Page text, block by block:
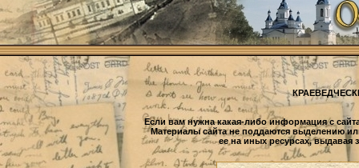
Если вам нужна какая-либо информация с
Материалы сайта не поддаются выделению
ее на иных ресурсах, выдавая